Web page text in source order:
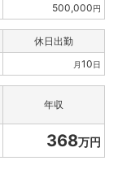
500,000円
休日出勤
月10日
年収
368万円